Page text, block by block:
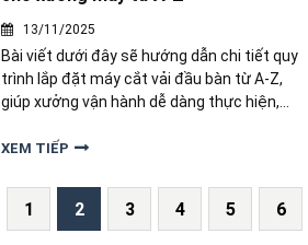
13/11/2025
Bài viết dưới đây sẽ hướng dẫn chi tiết quy
trình lắp đặt máy cắt vải đầu bàn từ A-Z,
giúp xưởng vận hành dễ dàng thực hiện,
thiết bị.
XEM TIẾP
1 2 3 4 5 6